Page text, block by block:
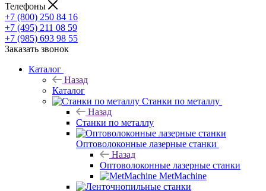
Телефоны
+7 (800) 250 84 16
+7 (495) 211 08 59
+7 (985) 693 98 55
Заказать звонок
Каталог
Назад
Каталог
Станки по металлу
Назад
Станки по металлу
Оптоволоконные лазерные станки
Назад
Оптоволоконные лазерные станки
MetMachine